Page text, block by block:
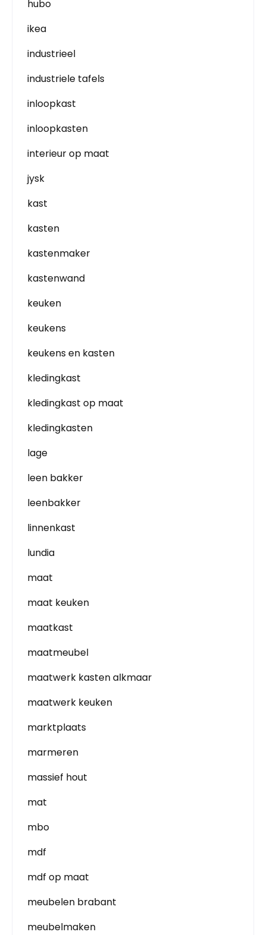
hubo
ikea
industrieel
industriele tafels
inloopkast
inloopkasten
interieur op maat
jysk
kast
kasten
kastenmaker
kastenwand
keuken
keukens
keukens en kasten
kledingkast
kledingkast op maat
kledingkasten
lage
leen bakker
leenbakker
linnenkast
lundia
maat
maat keuken
maatkast
maatmeubel
maatwerk kasten alkmaar
maatwerk keuken
marktplaats
marmeren
massief hout
mat
mbo
mdf
mdf op maat
meubelen brabant
meubelmaken